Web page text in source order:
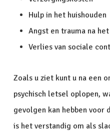
Hulp in het huishouden
Angst en trauma na
Verlies van sociale
Zoals u ziet kunt u na een
psychisch letsel oplopen,
gevolgen kan hebben voor
is het verstandig om als